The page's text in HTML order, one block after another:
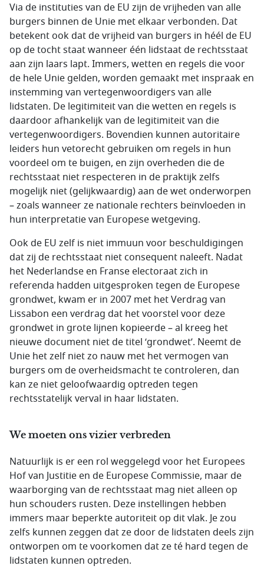
Via de instituties van de EU zijn de vrijheden van alle
burgers binnen de Unie met elkaar verbonden. Dat
betekent ook dat de vrijheid van burgers in héél de EU
op de tocht staat wanneer één lidstaat de rechtsstaat
aan zijn laars lapt. Immers, wetten en regels die voor
de hele Unie gelden, worden gemaakt met inspraak en
instemming van vertegenwoordigers van alle
lidstaten. De legitimiteit van die wetten en regels is
daardoor afhankelijk van de legitimiteit van die
vertegenwoordigers. Bovendien kunnen autoritaire
leiders hun vetorecht gebruiken om regels in hun
voordeel om te buigen, en zijn overheden die de
rechtsstaat niet respecteren in de praktijk zelfs
mogelijk niet (gelijkwaardig) aan de wet onderworpen
– zoals wanneer ze nationale rechters beïnvloeden in
hun interpretatie van Europese wetgeving.
Ook de EU zelf is niet immuun voor beschuldigingen
dat zij de rechtsstaat niet consequent naleeft. Nadat
het Nederlandse en Franse electoraat zich in
referenda hadden uitgesproken tegen de Europese
grondwet, kwam er in 2007 met het Verdrag van
Lissabon een verdrag dat het voorstel voor deze
grondwet in grote lijnen kopieerde – al kreeg het
nieuwe document niet de titel ‘grondwet’. Neemt de
Unie het zelf niet zo nauw met het vermogen van
burgers om de overheidsmacht te controleren, dan
kan ze niet geloofwaardig optreden tegen
rechtsstatelijk verval in haar lidstaten.
We moeten ons vizier verbreden
Natuurlijk is er een rol weggelegd voor het Europees
Hof van Justitie en de Europese Commissie, maar de
waarborging van de rechtsstaat mag niet alleen op
hun schouders rusten. Deze instellingen hebben
immers maar beperkte autoriteit op dit vlak. Je zou
zelfs kunnen zeggen dat ze door de lidstaten deels zijn
ontworpen om te voorkomen dat ze té hard tegen de
lidstaten kunnen optreden.